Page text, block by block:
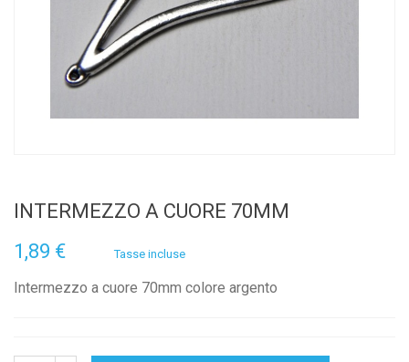
INTERMEZZO A CUORE 70MM
1,89 €
Tasse incluse
Intermezzo a cuore 70mm colore argento